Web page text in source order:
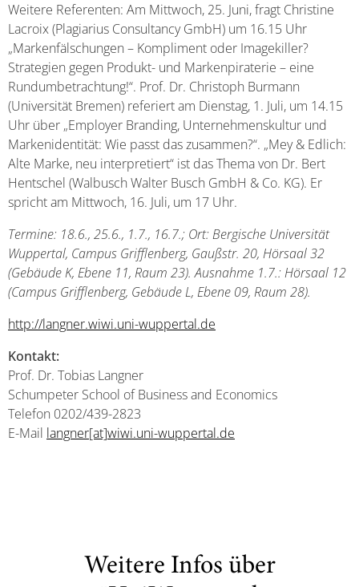
Weitere Referenten: Am Mittwoch, 25. Juni, fragt Christine
Lacroix (Plagiarius Consultancy GmbH) um 16.15 Uhr
„Markenfälschungen – Kompliment oder Imagekiller?
Strategien gegen Produkt- und Markenpiraterie – eine
Rundumbetrachtung!“. Prof. Dr. Christoph Burmann
(Universität Bremen) referiert am Dienstag, 1. Juli, um 14.15
Uhr über „Employer Branding, Unternehmenskultur und
Markenidentität: Wie passt das zusammen?“. „Mey & Edlich:
Alte Marke, neu interpretiert“ ist das Thema von Dr. Bert
Hentschel (Walbusch Walter Busch GmbH & Co. KG). Er
spricht am Mittwoch, 16. Juli, um 17 Uhr.
Termine: 18.6., 25.6., 1.7., 16.7.; Ort: Bergische Universität
Wuppertal, Campus Grifflenberg, Gaußstr. 20, Hörsaal 32
(Gebäude K, Ebene 11, Raum 23). Ausnahme 1.7.: Hörsaal 12
(Campus Grifflenberg, Gebäude L, Ebene 09, Raum 28).
http://langner.wiwi.uni-wuppertal.de
Kontakt:
Prof. Dr. Tobias Langner
Schumpeter School of Business and Economics
Telefon 0202/439-2823
E-Mail langner[at]wiwi.uni-wuppertal.de
Weitere Infos über